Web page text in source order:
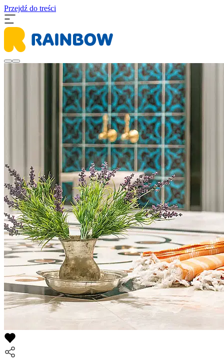
Przejdź do treści